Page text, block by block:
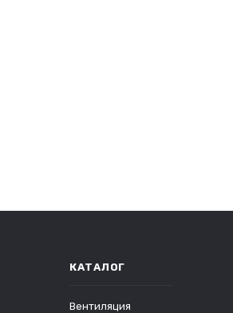
КАТАЛОГ
Вентиляция